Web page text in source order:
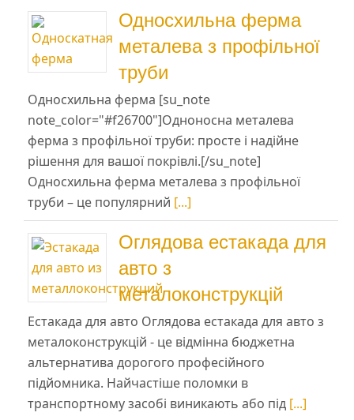
Односхильна ферма
металева з профільної
труби
Односхильна ферма [su_note
note_color="#f26700"]Одноносна металева
ферма з профільної труби: просте і надійне
рішення для вашої покрівлі.[/su_note]
Односхильна ферма металева з профільної
труби – це популярний [...]
Оглядова естакада для
авто з
металоконструкцій
Естакада для авто Оглядова естакада для авто з
металоконструкцій - це відмінна бюджетна
альтернатива дорогого професійного
підйомника. Найчастіше поломки в
транспортному засобі виникають або під [...]